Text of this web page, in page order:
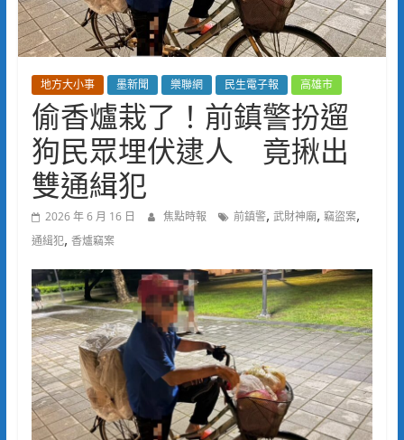
地方大小事 墨新聞 樂聯網 民生電子報 高雄市
偷香爐栽了！前鎮警扮遛
狗民眾埋伏逮人 竟揪出
雙通緝犯
2026 年 6 月 16 日 焦點時報 前鎮警, 武財神廟, 竊盜案,
通緝犯, 香爐竊案